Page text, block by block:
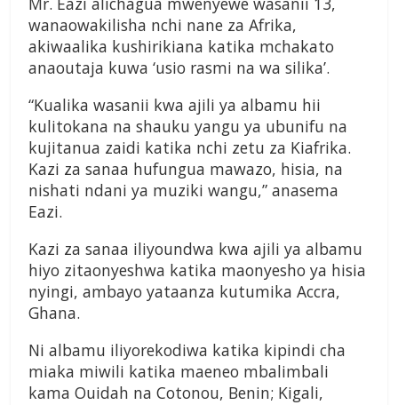
wanaowakilisha nchi nane za Afrika,
akiwaalika kushirikiana katika mchakato
anaoutaja kuwa ‘usio rasmi na wa silika’.
“Kualika wasanii kwa ajili ya albamu hii
kulitokana na shauku yangu ya ubunifu na
kujitanua zaidi katika nchi zetu za Kiafrika.
Kazi za sanaa hufungua mawazo, hisia, na
nishati ndani ya muziki wangu,” anasema
Eazi.
Kazi za sanaa iliyoundwa kwa ajili ya albamu
hiyo zitaonyeshwa katika maonyesho ya hisia
nyingi, ambayo yataanza kutumika Accra,
Ghana.
Ni albamu iliyorekodiwa katika kipindi cha
miaka miwili katika maeneo mbalimbali
kama Ouidah na Cotonou, Benin; Kigali,